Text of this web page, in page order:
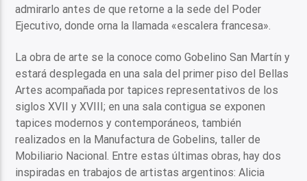
admirarlo antes de que retorne a la sede del Poder
Ejecutivo, donde orna la llamada «escalera francesa».
La obra de arte se la conoce como Gobelino San Martín y
estará desplegada en una sala del primer piso del Bellas
Artes acompañada por tapices representativos de los
siglos XVII y XVIII; en una sala contigua se exponen
tapices modernos y contemporáneos, también
realizados en la Manufactura de Gobelins, taller de
Mobiliario Nacional. Entre estas últimas obras, hay dos
inspiradas en trabajos de artistas argentinos: Alicia